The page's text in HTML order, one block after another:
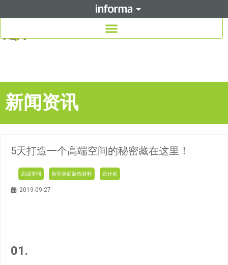
新闻资讯
5天打造一个高端空间的秘密藏在这里！
高端空间 新型墙面装饰材料 设计师
2019-09-27
01.